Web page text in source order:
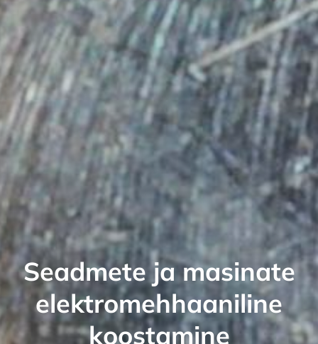
Seadmete ja masinate
elektromehhaaniline
koostamine